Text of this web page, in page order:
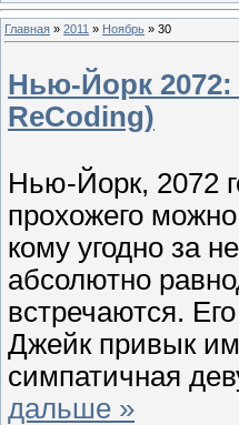
Главная » 2011 » Ноябрь » 30
Нью-Йорк 2072:
ReCoding)
Нью-Йорк, 2072
прохожего
кому угодно за
абсолютно
встречаются.
Джейк привык
симпатичная
дальше »